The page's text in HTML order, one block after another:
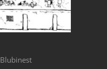
Blubinest